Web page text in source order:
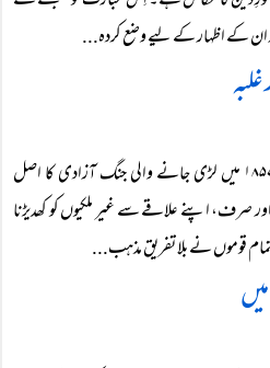
کے اظہار کے لیے وضع کردہ...
تقسیم ہند سے تقریباً نوے برس قبل ۱۸۵۷ میں لڑی جانے والی جنگ آزادی کا اصل
صرف، اپنے علاقے سے غیر ملکیوں کو کھدیڑنا
قوموں نے بلا تفریق مذہب...